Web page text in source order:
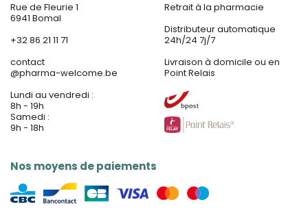
Rue de Fleurie 1
6941 Bomal
+32 86 21 11 71
contact
@pharma-welcome.be
Lundi au vendredi :
8h - 19h
Samedi :
9h - 18h
Nos moyens de paiements
Retrait à la pharmacie
Distributeur automatique
24h/24 7j/7
Livraison à domicile ou en
Point Relais